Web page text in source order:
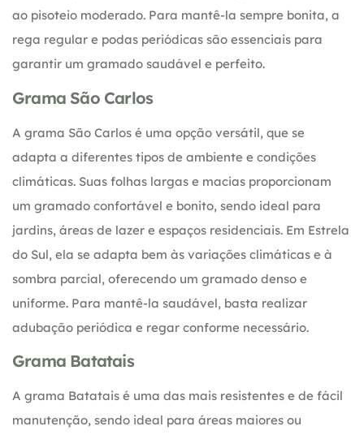
ao pisoteio moderado. Para mantê-la sempre bonita, a
rega regular e podas periódicas são essenciais para
garantir um gramado saudável e perfeito.
Grama São Carlos
A grama São Carlos é uma opção versátil, que se
adapta a diferentes tipos de ambiente e condições
climáticas. Suas folhas largas e macias proporcionam
um gramado confortável e bonito, sendo ideal para
jardins, áreas de lazer e espaços residenciais. Em Estrela
do Sul, ela se adapta bem às variações climáticas e à
sombra parcial, oferecendo um gramado denso e
uniforme. Para mantê-la saudável, basta realizar
adubação periódica e regar conforme necessário.
Grama Batatais
A grama Batatais é uma das mais resistentes e de fácil
manutenção, sendo ideal para áreas maiores ou